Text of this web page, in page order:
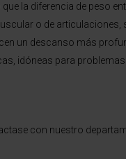
la diferencia de peso
o de
un descanso más
idóneas para problemas
con nuestro